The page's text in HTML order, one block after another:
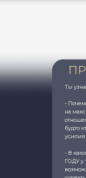
Ты
-
на
будто
усилия
- В
ГОДУ у